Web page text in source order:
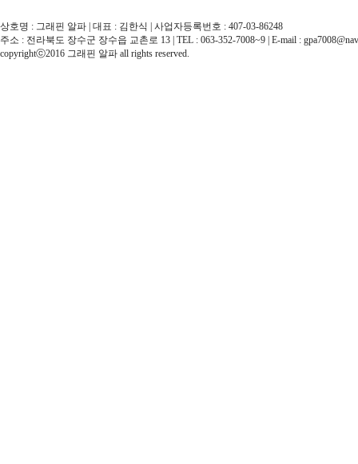
상호명 : 그래핀 알파 | 대표 : 김한식 | 사업자등록번호 : 407-03-86248
주소 : 전라북도 장수군 장수읍 교촌로 13 | TEL : 063-352-7008~9 | E-mail :
copyrightⓒ2016 그래핀 알파 all rights reserved.